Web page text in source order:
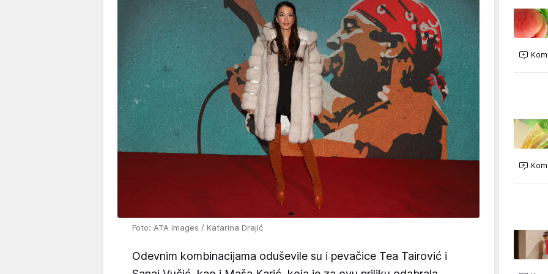
Foto: ATA Images / Katarina Drajić
Odevnim kombinacijama oduševile su i pevačice Tea Tairović i